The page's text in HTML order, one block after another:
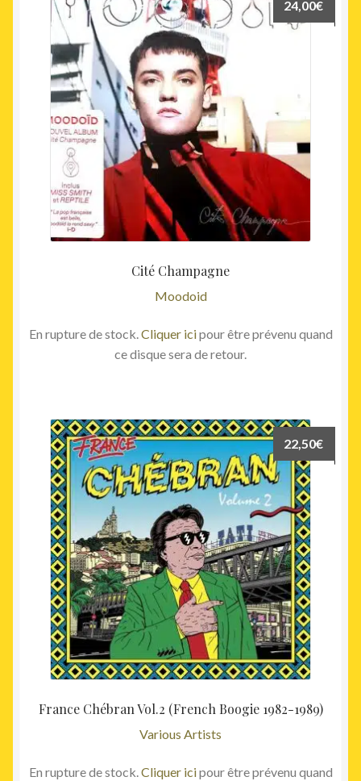
Cité Champagne
Moodoid
24,00€
En rupture de stock.Cliquer icipour être prévenu quand
ce disque sera de retour.
France Chébran Vol.2 (French Boogie 1982-1989)
Various Artists
22,50€
En rupture de stock.Cliquer icipour être prévenu quand